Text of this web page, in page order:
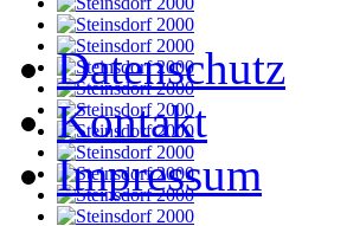
Datenschutz
Kontakt
Impressum